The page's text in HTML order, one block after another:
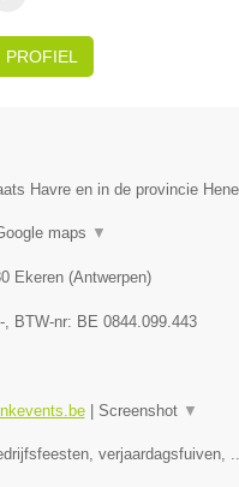
Havre en in de provincie
maps ▼
Ekeren(Antwerpen)
-, BTW-nr: BE 0844.099.443
| Screenshot ▼
verjaardagsfuiven,